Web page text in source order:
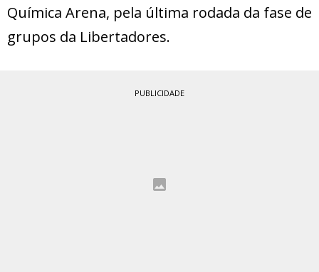
Química Arena, pela última rodada da fase de
grupos da Libertadores.
PUBLICIDADE